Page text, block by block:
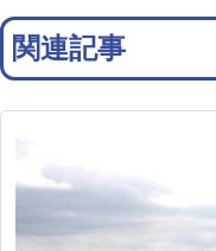
関連記事